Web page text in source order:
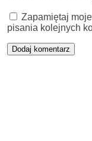
Zapamiętaj
pisania kolejnych